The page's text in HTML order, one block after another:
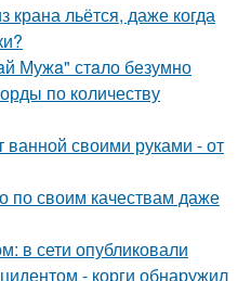
крана льётся, даже когда
Мужa" стaло безумно
по количеству
своими руками - от
по своим качествам даже
в сети опубликовали
- корги обнаружил